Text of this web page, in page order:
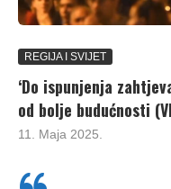
REGIJA I SVIJET
‘Do ispunjenja
od bolje budućnosti
11. Maja 2025.